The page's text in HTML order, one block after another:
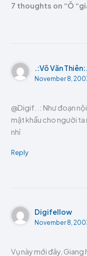
7 thoughts on “Ô
.:Võ Văn Thiên:.
November 8,
@Digif..: Như đoạn
mật khẩu cho người
nhỉ
Reply
Digifellow
November 8,
Vụ này mới đây, Giang